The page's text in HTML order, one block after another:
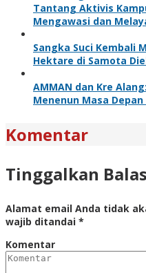
Tantang Aktivis
Mengawasi dan
Sangka Suci Kembali
Hektare di Samota
AMMAN dan Kre
Menenun Masa Depan
Komentar
Tinggalkan
Alamat email Anda tidak
wajib ditandai *
Komentar